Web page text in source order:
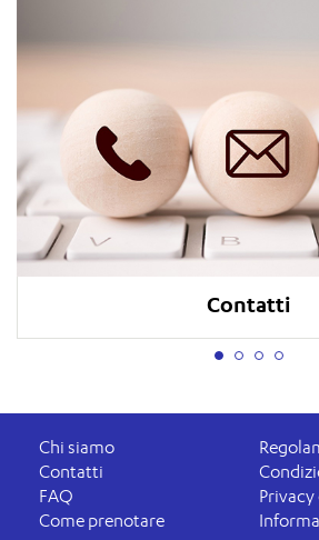
Contatti
Chi siamo
Contatti
FAQ
Come prenotare